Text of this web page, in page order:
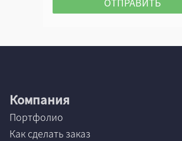
Компания
Портфолио
Как сделать заказ